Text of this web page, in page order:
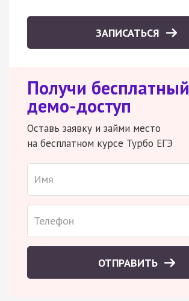
ЗАПИСАТЬСЯ
Получи бесплатный
демо-доступ
Оставь заявку и займи место
на бесплатном курсе Турбо ЕГЭ
ОТПРАВИТЬ